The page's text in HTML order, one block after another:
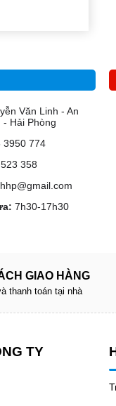
Văn Linh - An
Hải Phòng
3950 774
358
7h30-17h30
GIAO HÀNG
thanh toán tại nhà
TY